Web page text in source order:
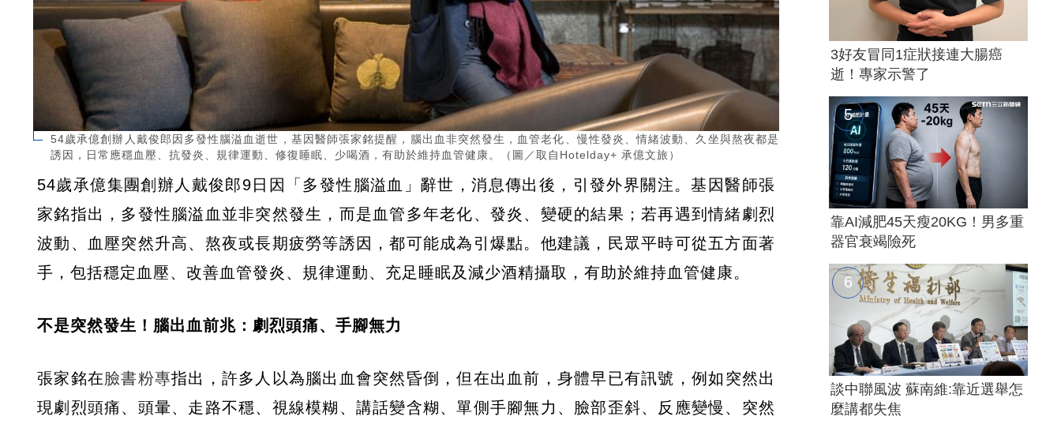
54歲承億創辦人戴俊郎因多發性腦溢血逝世，基因醫師張家銘提醒，腦出血非突然發生，血管老化、慢性發炎、情緒波動、久坐與熬夜都是
誘因，日常應穩血壓、抗發炎、規律運動、修復睡眠、少喝酒，有助於維持血管健康。（圖／取自Hotelday+ 承億文旅 ）
54歲承億集團創辦人戴俊郎9日因「多發性腦溢血」辭世，消息傳出後，引發外界關注。基因醫師張
家銘指出，多發性腦溢血並非突然發生，而是血管多年老化、發炎、變硬的結果；若再遇到情緒劇烈
波動、血壓突然升高、熬夜或長期疲勞等誘因，都可能成為引爆點。他建議，民眾平時可從五方面著
手，包括穩定血壓、改善血管發炎、規律運動、充足睡眠及減少酒精攝取，有助於維持血管健康。
不是突然發生！腦出血前兆：劇烈頭痛、手腳無力
張家銘在臉書粉專指出，許多人以為腦出血會突然昏倒，但在出血前，身體早已有訊號，例如突然出
現劇烈頭痛、頭暈、走路不穩、視線模糊、講話變含糊、單側手腳無力、臉部歪斜、反應變慢、突然
3好友冒同1症狀接連大腸癌
逝！專家示警了
靠AI減肥45天瘦20KG！男多重
器官衰竭險死
談中聯風波 蘇南維:靠近選舉怎
麼講都失焦